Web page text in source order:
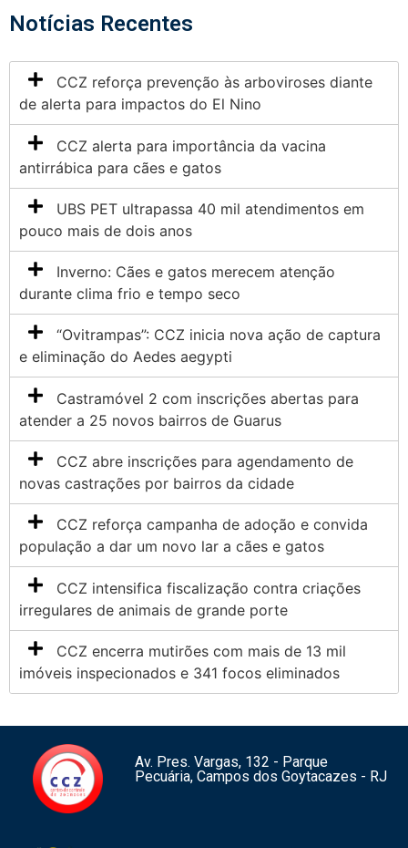
Notícias Recentes
CCZ reforça prevenção às arboviroses diante
de alerta para impactos do El Nino
CCZ alerta para importância da vacina
antirrábica para cães e gatos
UBS PET ultrapassa 40 mil atendimentos em
pouco mais de dois anos
Inverno: Cães e gatos merecem atenção
durante clima frio e tempo seco
“Ovitrampas”: CCZ inicia nova ação de captura
e eliminação do Aedes aegypti
Castramóvel 2 com inscrições abertas para
atender a 25 novos bairros de Guarus
CCZ abre inscrições para agendamento de
novas castrações por bairros da cidade
CCZ reforça campanha de adoção e convida
população a dar um novo lar a cães e gatos
CCZ intensifica fiscalização contra criações
irregulares de animais de grande porte
CCZ encerra mutirões com mais de 13 mil
imóveis inspecionados e 341 focos eliminados
Av. Pres. Vargas, 132 - Parque
Pecuária, Campos dos Goytacazes - RJ